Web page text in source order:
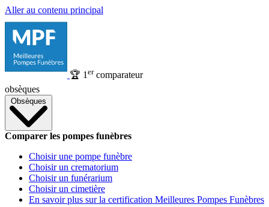
Aller au contenu principal
🏆 1 ercomparateur
obsèques
Obsèques
Comparer les pompes funèbres
Choisir une pompe funèbre
Choisir un crematorium
Choisir un funérarium
Choisir un cimetière
En savoir plus sur la certification Meilleures Pompes Funèbres